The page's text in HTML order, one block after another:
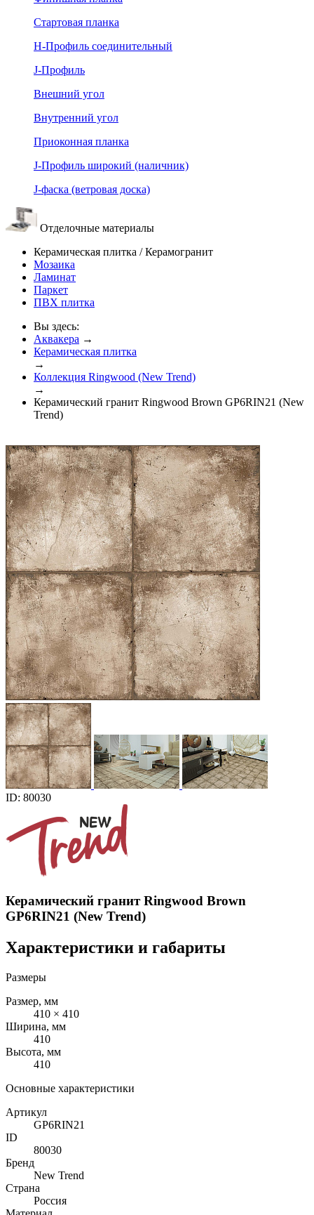
Стартовая планка
Н-Профиль соединительный
J-Профиль
Внешний угол
Внутренний угол
Приоконная планка
J-Профиль широкий (наличник)
J-фаска (ветровая доска)
Отделочные материалы
Керамическая плитка / Керамогранит
Мозаика
Ламинат
Паркет
ПВХ плитка
Вы здесь:
Аквакера →
Керамическая плитка
→
Коллекция Ringwood (New Trend)
→
Керамический гранит Ringwood Brown GP6RIN21 (New
Trend)
ID: 80030
Керамический гранит Ringwood Brown
GP6RIN21 (New Trend)
Характеристики и габариты
Размеры
Размер, мм
410 × 410
Ширина, мм
410
Высота, мм
410
Основные характеристики
Артикул
GP6RIN21
ID
80030
Бренд
New Trend
Страна
Россия